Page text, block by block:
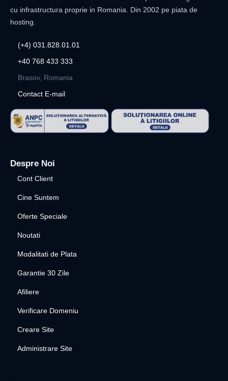
cu infrastructura proprie in Romania. Din 2002 pe piata de
hosting.
(+4) 031.828.01.01
+40 768 433 333
Brasov, Romania
Contact E-mail
Despre Noi
Cont Client
Cine Suntem
Oferte Speciale
Noutati
Modalitati de Plata
Garantie 30 Zile
Afiliere
Verificare Domeniu
Creare Site
Administrare Site